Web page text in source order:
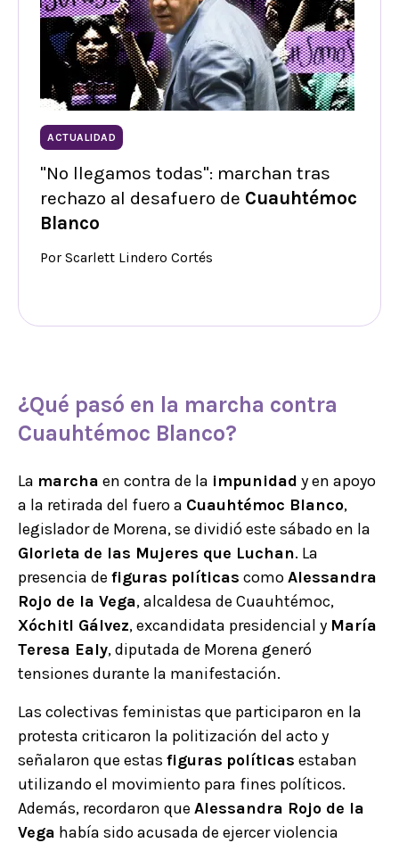
ACTUALIDAD
"No llegamos todas": marchan tras
rechazo al desafuero de Cuauhtémoc
Blanco
Por Scarlett Lindero Cortés
¿Qué pasó en la marcha contra
Cuauhtémoc Blanco?
La marcha en contra de la impunidad y en apoyo
a la retirada del fuero a Cuauhtémoc Blanco,
legislador de Morena, se dividió este sábado en la
Glorieta de las Mujeres que Luchan. La
presencia de figuras políticas comoAlessandra
Rojo de la Vega, alcaldesa de Cuauhtémoc,
Xóchitl Gálvez, excandidata presidencial y María
Teresa Ealy, diputada de Morena generó
tensiones durante la manifestación.
Las colectivas feministas que participaron en la
protesta criticaron la politización del acto y
señalaron que estas figuras políticas estaban
utilizando el movimiento para fines políticos.
Además, recordaron que Alessandra Rojo de la
Vega había sido acusada de ejercer violencia